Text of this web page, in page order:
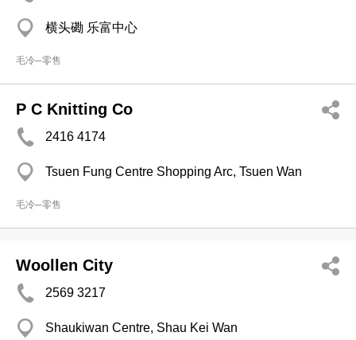
横头磡 乐富中心
毛冷─零售
P C Knitting Co
2416 4174
Tsuen Fung Centre Shopping Arc, Tsuen Wan
毛冷─零售
Woollen City
2569 3217
Shaukiwan Centre, Shau Kei Wan